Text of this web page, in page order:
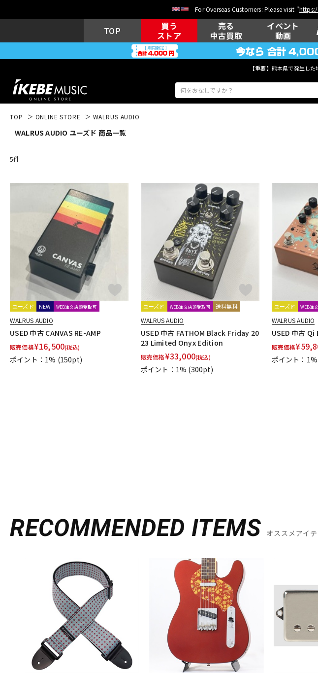
For Overseas Customers: Please visit "
TOP
買う
ストア
売る
中古買取
イベント
動画
【重要】熊本県で発生し
エレキギター
キーボード 電子ピアノ 管楽器
DJ機器 DTM DTM オンラ
イン納品
中古 ヴィンテージ
TOP ONLINE STORE WALRUS AUDIO
WALRUS AUDIO ユーズド 商品一覧
5件
ユーズド NEW WEB注文店頭受取可
WALRUS AUDIO
USED 中古 CANVAS RE-AMP
販売価格¥16,500(税込)
ポイント：1% (150pt)
ユーズド WEB注文店頭受取可 送料無料
WALRUS AUDIO
USED 中古 FATHOM Black Friday 20
23 Limited Onyx Edition
販売価格¥33,000(税込)
ポイント：1% (300pt)
ユーズド WEB注
WALRUS AUDIO
USED 中古
販売価格¥
ポイント：1%
RECOMMENDED ITEMS オススメアイ